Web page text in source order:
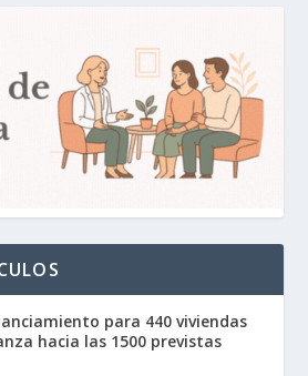
para 440 viviendas
hacia las 1500 previstas